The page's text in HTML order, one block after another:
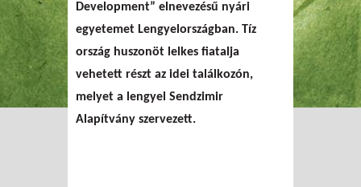
Development” elnevezésű nyári
egyetemet Lengyelországban. Tíz
ország huszonöt lelkes fiatalja
vehetett részt az idei találkozón,
melyet a lengyel Sendzimir
Alapítvány szervezett.